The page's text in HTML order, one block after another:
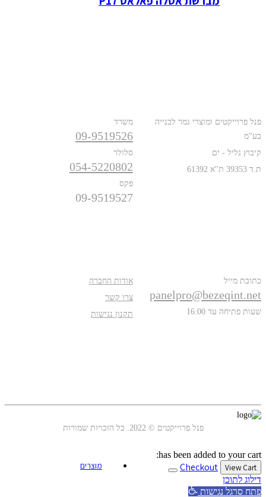
מוצרים
פנל פרוייקטים ומוצרי גמר לבנייה
בע"מ
קיבוץ גליל - ים
ת.ד 39353 ת''א 61392
משרד
09-9519526
סלולר
054-5220802
פקס
09-9519527
כתובת מייל
panelpro@bezeqint.net
שעות פתיחה עד 16:00
אודות החברה
צרו קשר
תקנון נגישות
פנל פרוייקטים © 2022. כל הזכויות שמורות
has been added to your cart:
View Cart
Checkout
דילוג לתוכן
פתח סרגל נגישות